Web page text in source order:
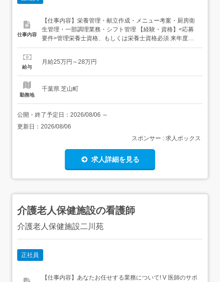
仕事内容
【仕事内容】栄養管理・献立作成・メニュー考案・厨房衛
生管理・一部調理業務・シフト管理 【経験・資格】<応募
要件>管理栄養士資格、もしくは栄養士資格必須 来年度新
卒の方は、当求人の応募対象外となります<歓迎要件>医療
280,000円<給与の備考>・管理手当含む・資格手当含む・
給与
月給25万円～28万円
勤務地
千葉県 芝山町
公開・終了予定日： 2026/08/06 ～
更新日： 2026/08/06
スポンサー : 求人ボックス
求人詳細を見る
介護老人保健施設の看護師
介護老人保健施設二川苑
正社員
【仕事内容】あなたお任せする業務について! V 医師のサポ